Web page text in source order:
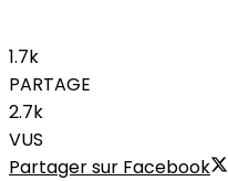
1.7k
PARTAGE
2.7k
VUS
Partager sur Facebook